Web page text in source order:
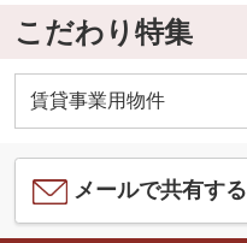
こだわり特集
賃貸事業用物件
メールで共有する